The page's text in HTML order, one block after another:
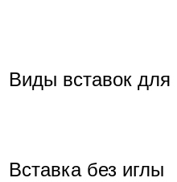
Виды вставок для
Вставка без иглы